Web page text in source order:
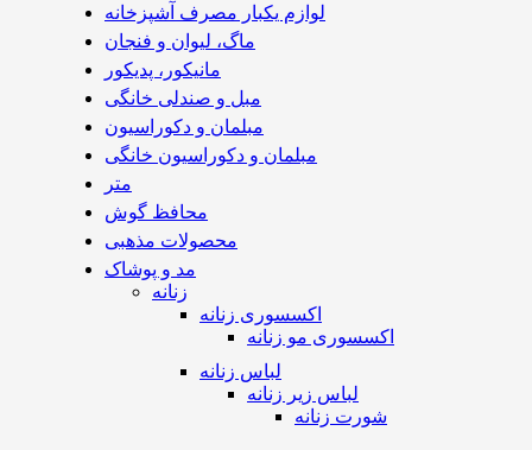
لوازم یکبار مصرف آشپزخانه
ماگ، لیوان و فنجان
مانیکور، پدیکور
مبل و صندلی خانگی
مبلمان و دکوراسیون
مبلمان و دکوراسیون خانگی
متر
محافظ گوش
محصولات مذهبی
مد و پوشاک
زنانه
اکسسوری زنانه
اکسسوری مو زنانه
لباس زنانه
لباس زیر زنانه
شورت زنانه